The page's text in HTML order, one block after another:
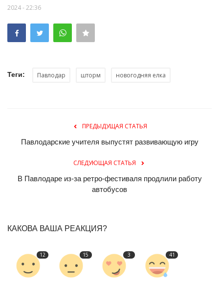
2024 - 22:36
Теги: Павлодар шторм новогодняя елка
ПРЕДЫДУЩАЯ СТАТЬЯ
Павлодарские учителя выпустят развивающую игру
СЛЕДУЮЩАЯ СТАТЬЯ
В Павлодаре из-за ретро-фестиваля продлили работу
автобусов
КАКОВА ВАША РЕАКЦИЯ?
12 15 3 41